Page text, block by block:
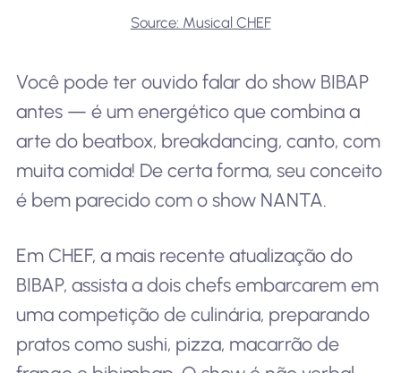
Source: Musical CHEF
Você pode ter ouvido falar do show BIBAP
antes — é um energético que combina a
arte do beatbox, breakdancing, canto, com
muita comida! De certa forma, seu conceito
é bem parecido com o show NANTA.
Em CHEF, a mais recente atualização do
BIBAP, assista a dois chefs embarcarem em
uma competição de culinária, preparando
pratos como sushi, pizza, macarrão de